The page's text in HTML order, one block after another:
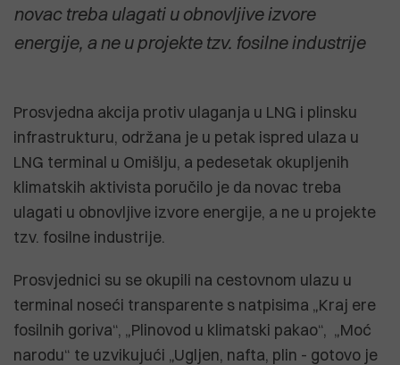
novac treba ulagati u obnovljive izvore
energije, a ne u projekte tzv. fosilne industrije
Prosvjedna akcija protiv ulaganja u LNG i plinsku
infrastrukturu, održana je u petak ispred ulaza u
LNG terminal u Omišlju, a pedesetak okupljenih
klimatskih aktivista poručilo je da novac treba
ulagati u obnovljive izvore energije, a ne u projekte
tzv. fosilne industrije.
Prosvjednici su se okupili na cestovnom ulazu u
terminal noseći transparente s natpisima „Kraj ere
fosilnih goriva“, „Plinovod u klimatski pakao“, „Moć
narodu“ te uzvikujući „Ugljen, nafta, plin - gotovo je